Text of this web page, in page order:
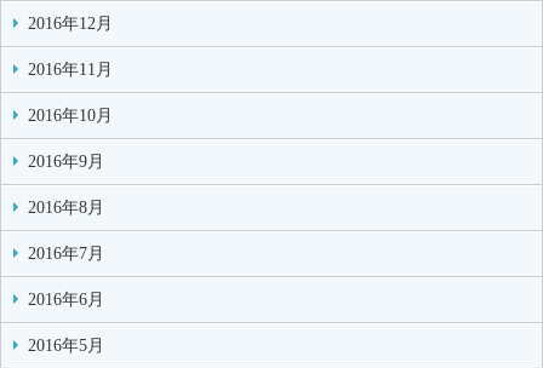
2016年12月
2016年11月
2016年10月
2016年9月
2016年8月
2016年7月
2016年6月
2016年5月